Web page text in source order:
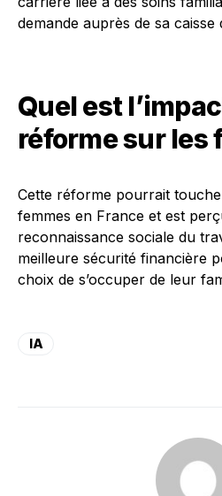
demande auprès de sa caisse
Quel est
réforme sur les
Cette réforme pourrait
femmes en France et est
reconnaissance sociale du
meilleure sécurité financière
choix de s’occuper de leur
IA